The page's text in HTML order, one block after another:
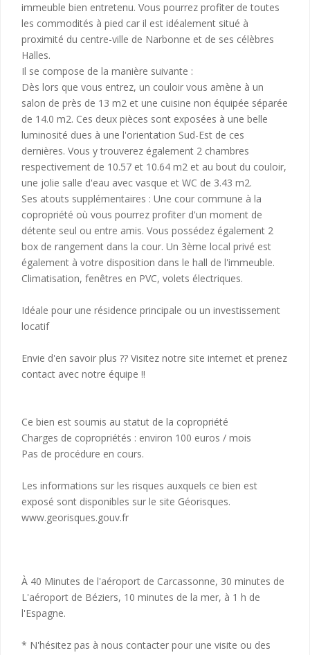
immeuble bien entretenu. Vous pourrez profiter de toutes
les commodités à pied car il est idéalement situé à
proximité du centre-ville de Narbonne et de ses célèbres
Halles.
Il se compose de la manière suivante :
Dès lors que vous entrez, un couloir vous amène à un
salon de près de 13 m2 et une cuisine non équipée séparée
de 14.0 m2. Ces deux pièces sont exposées à une belle
luminosité dues à une l'orientation Sud-Est de ces
dernières. Vous y trouverez également 2 chambres
respectivement de 10.57 et 10.64 m2 et au bout du couloir,
une jolie salle d'eau avec vasque et WC de 3.43 m2.
Ses atouts supplémentaires : Une cour commune à la
copropriété où vous pourrez profiter d'un moment de
détente seul ou entre amis. Vous possédez également 2
box de rangement dans la cour. Un 3ème local privé est
également à votre disposition dans le hall de l'immeuble.
Climatisation, fenêtres en PVC, volets électriques.
Idéale pour une résidence principale ou un investissement
locatif
Envie d'en savoir plus ?? Visitez notre site internet et prenez
contact avec notre équipe !!
Ce bien est soumis au statut de la copropriété
Charges de copropriétés : environ 100 euros / mois
Pas de procédure en cours.
Les informations sur les risques auxquels ce bien est
exposé sont disponibles sur le site Géorisques.
www.georisques.gouv.fr
À 40 Minutes de l'aéroport de Carcassonne, 30 minutes de
L'aéroport de Béziers, 10 minutes de la mer, à 1 h de
l'Espagne.
* N'hésitez pas à nous contacter pour une visite ou des